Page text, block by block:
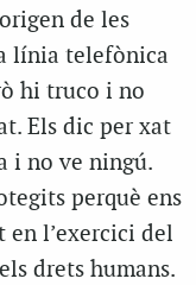
de les
línia telefònica
hi truco i no
Els dic per xat
i no ve ningú.
perquè ens
en l’exercici del
drets humans.